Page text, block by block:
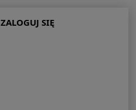
ZALOGUJ SIĘ